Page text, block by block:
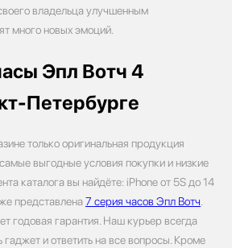
владельца улучшенным
много новых эмоций.
Эпл Вотч 4
Петербурге
только оригинальная продукция
выгодные условия покупки и низкие
каталога вы найдёте: iPhone от 5S до 14
представлена7 серия часов Эпл Вотч.
годовая гарантия. Наш курьер всегда
гаджет и ответить на все вопросы. Кроме